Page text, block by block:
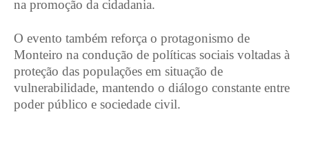
na promoção da cidadania.
O evento também reforça o protagonismo de
Monteiro na condução de políticas sociais voltadas à
proteção das populações em situação de
vulnerabilidade, mantendo o diálogo constante entre
poder público e sociedade civil.